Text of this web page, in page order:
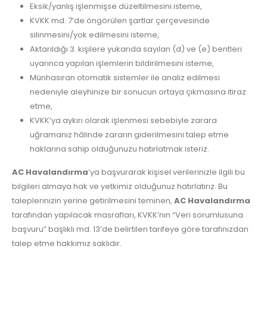
Eksik/yanlış işlenmişse düzeltilmesini isteme,
KVKK md. 7’de öngörülen şartlar çerçevesinde
silinmesini/yok edilmesini isteme,
Aktarıldığı 3. kişilere yukarıda sayılan (d) ve (e) bentleri
uyarınca yapılan işlemlerin bildirilmesini isteme,
Münhasıran otomatik sistemler ile analiz edilmesi
nedeniyle aleyhinize bir sonucun ortaya çıkmasına itiraz
etme,
KVKK’ya aykırı olarak işlenmesi sebebiyle zarara
uğramanız hâlinde zararın giderilmesini talep etme
haklarına sahip olduğunuzu hatırlatmak isteriz.
AC Havalandırma’ya başvurarak kişisel verilerinizle ilgili bu
bilgileri almaya hak ve yetkimiz olduğunuz hatırlatırız. Bu
taleplerinizin yerine getirilmesini teminen, AC Havalandırma
tarafından yapılacak masrafları, KVKK’nın “Veri sorumlusuna
başvuru” başlıklı md. 13’de belirtilen tarifeye göre tarafınızdan
talep etme hakkımız saklıdır.